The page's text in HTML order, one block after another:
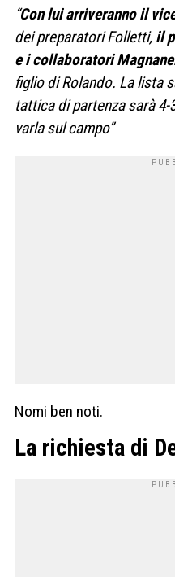
“Con lui arri­ve­ranno il
dei pre­pa­ra­tori Fol­letti, il
e i col­la­bo­ra­tori
figlio di Rolando. La lista
tat­tica di par­tenza sarà 4-
varla sul campo”
Nomi ben noti.
La richiesta di